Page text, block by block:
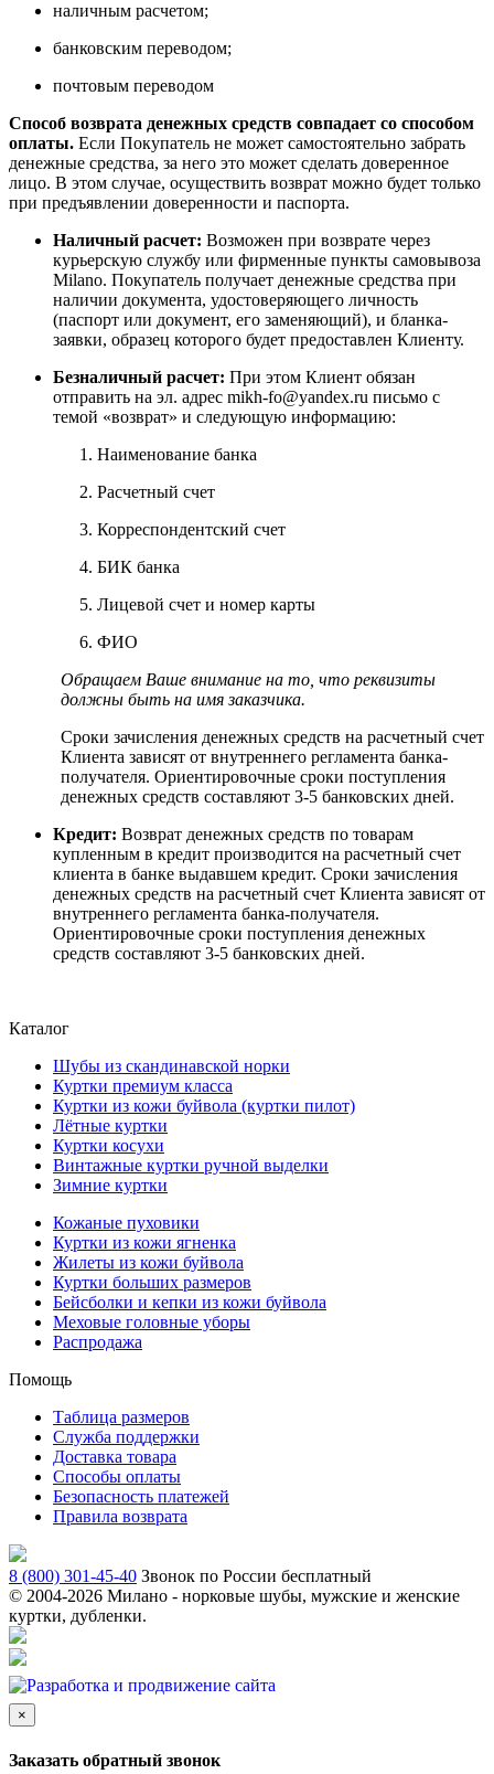
наличным расчетом;
банковским переводом;
почтовым переводом
Способ возврата денежных средств совпадает со способом
оплаты. Если Покупатель не может самостоятельно забрать
денежные средства, за него это может сделать доверенное
лицо. В этом случае, осуществить возврат можно будет только
при предъявлении доверенности и паспорта.
Наличный расчет: Возможен при возврате через
курьерскую службу или фирменные пункты самовывоза
Milano. Покупатель получает денежные средства при
наличии документа, удостоверяющего личность
(паспорт или документ, его заменяющий), и бланка-
заявки, образец которого будет предоставлен Клиенту.
Безналичный расчет: При этом Клиент обязан
отправить на эл. адрес mikh-fo@yandex.ru письмо с
темой «возврат» и следующую информацию:
Наименование банка
Расчетный счет
Корреспондентский счет
БИК банка
Лицевой счет и номер карты
ФИО
Обращаем Ваше внимание на то, что реквизиты
должны быть на имя заказчика.
Сроки зачисления денежных средств на расчетный счет
Клиента зависят от внутреннего регламента банка-
получателя. Ориентировочные сроки поступления
денежных средств составляют 3-5 банковских дней.
Кредит: Возврат денежных средств по товарам
купленным в кредит производится на расчетный счет
клиента в банке выдавшем кредит. Сроки зачисления
денежных средств на расчетный счет Клиента зависят от
внутреннего регламента банка-получателя.
Ориентировочные сроки поступления денежных
средств составляют 3-5 банковских дней.
Каталог
Шубы из скандинавской норки
Куртки премиум класса
Куртки из кожи буйвола (куртки пилот)
Лётные куртки
Куртки косухи
Винтажные куртки ручной выделки
Зимние куртки
Кожаные пуховики
Куртки из кожи ягненка
Жилеты из кожи буйвола
Куртки больших размеров
Бейсболки и кепки из кожи буйвола
Меховые головные уборы
Распродажа
Помощь
Таблица размеров
Служба поддержки
Доставка товара
Способы оплаты
Безопасность платежей
Правила возврата
8 (800) 301-45-40 Звонок по России бесплатный
© 2004-2026 Милано - норковые шубы, мужские и женские
куртки, дубленки.
×
Заказать обратный звонок